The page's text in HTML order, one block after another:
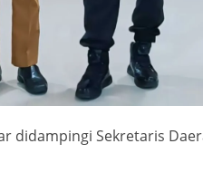
didampingi Sekretaris